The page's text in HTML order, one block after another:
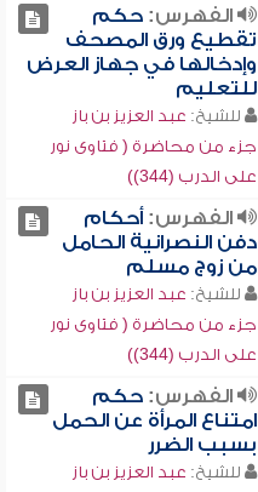
الفهرس:حكم
تقطيع ورق المصحف
وإدخالها في جهاز العرض
للتعليم
للشيخ: عبد العزيز بن باز
جزء من محاضرة ( فتاوى نور
على الدرب (344))
الفهرس:أحكام
دفن النصرانية الحامل
من زوج مسلم
للشيخ: عبد العزيز بن باز
جزء من محاضرة ( فتاوى نور
على الدرب (344))
الفهرس:حكم
امتناع المرأة عن الحمل
بسبب الضرر
للشيخ: عبد العزيز بن باز